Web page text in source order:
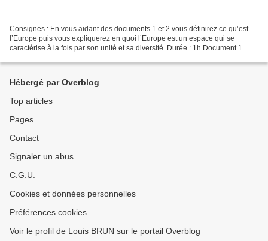
Consignes : En vous aidant des documents 1 et 2 vous définirez ce qu’est
l’Europe puis vous expliquerez en quoi l’Europe est un espace qui se
caractérise à la fois par son unité et sa diversité. Durée : 1h Document 1.
Hébergé par Overblog
Top articles
Pages
Contact
Signaler un abus
C.G.U.
Cookies et données personnelles
Préférences cookies
Voir le profil de Louis BRUN sur le portail Overblog